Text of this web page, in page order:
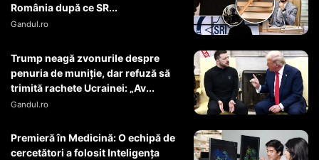
România după ce SR...
Gandul.ro
Trump neagă zvonurile despre
penuria de muniție, dar refuză să
trimită rachete Ucrainei: „Av...
Gandul.ro
Premieră în Medicină: O echipă de
cercetători a folosit Inteligența